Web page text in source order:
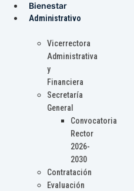
Bienestar
Administrativo
Vicerrectora
Administrativa
y
Financiera
Secretaría
General
Convocatoria
Rector
2026-
2030
Contratación
Evaluación